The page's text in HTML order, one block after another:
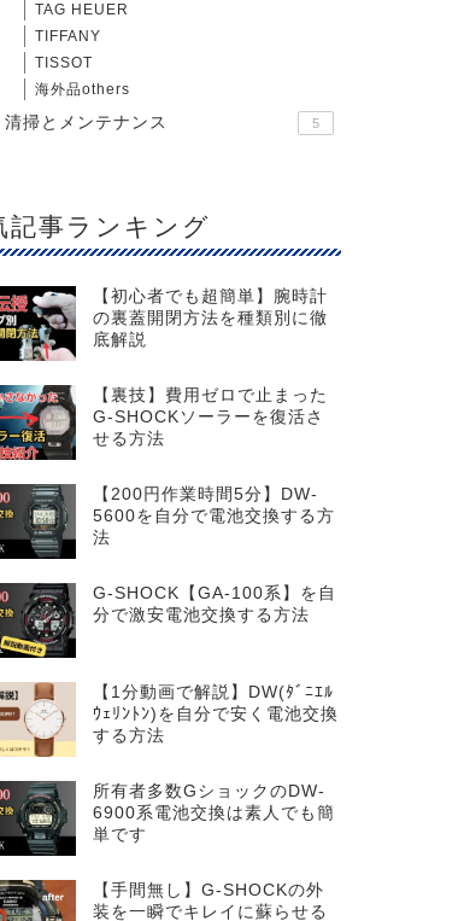
TAG HEUER
TIFFANY
TISSOT
海外品others
清掃とメンテナンス 5
記事ランキング
【初心者でも超簡単】腕時計
の裏蓋開閉方法を種類別に徹
底解説
【裏技】費用ゼロで止まった
G-SHOCKソーラーを復活さ
せる方法
【200円作業時間5分】DW‐
5600を自分で電池交換する方
法
G-SHOCK【GA-100系】を自
分で激安電池交換する方法
【1分動画で解説】DW(ﾀﾞﾆｴﾙ
ｳｪﾘﾝﾄﾝ)を自分で安く電池交換
する方法
所有者多数GショックのDW-
6900系電池交換は素人でも簡
単です
【手間無し】G-SHOCKの外
装を一瞬でキレイに蘇らせる